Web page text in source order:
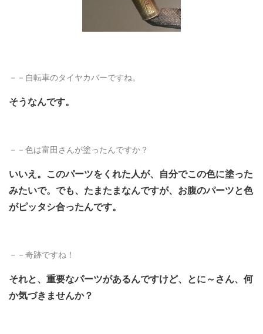
－－自転車のタイヤカバーですね。
そうなんです。
－－色は富田さんが塗ったんですか？
いいえ。このパーツをくれた人が、自分でこの色に塗った
みたいで。でも、たまたまなんですが、お腹のパーツと色
がピッタシ合ったんです。
－－奇跡ですね！
それと、重要なパーツがあるんですけど、とに～さん、何
か気づきませんか？